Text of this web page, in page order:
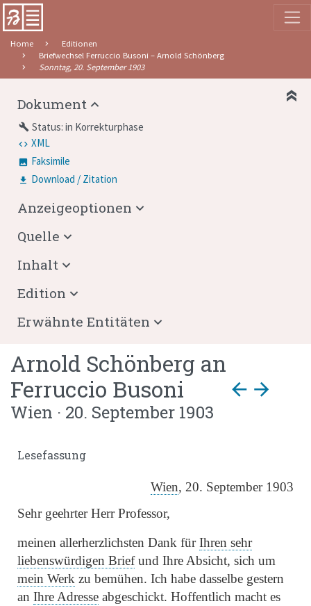
Home
Editionen
Briefwechsel Ferruccio Busoni – Arnold Schönberg
Sonntag, 20. September 1903
Arnold Schönberg an
Ferruccio Busoni
arrow_back arrow_forward
Wien · 20. September 1903
Lesefassung
Wien, 20. September 1903
Sehr geehrter Herr Professor,
meinen allerherzlichsten Dank fürIhren sehr
liebenswürdigen Briefund Ihre Absicht, sich um
mein Werk zu bemühen. Ich habe dasselbe gestern
an Ihre Adresse abgeschickt. Hoffentlich macht es
Dokument
build Status: in Korrekturphase
XML
Faksimile
Download / Zitation
Anzeigeoptionen
Quelle
Inhalt
Edition
Erwähnte Entitäten